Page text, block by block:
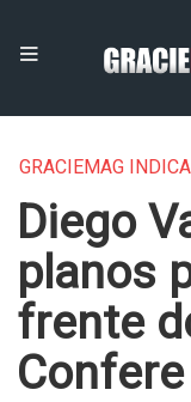
GRACIEMAG INDICA
Diego
planos
frente
Confere